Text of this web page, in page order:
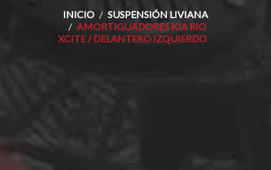
INICIO
SUSPENSIÓN LIVIANA
AMORTIGUADORES KIA RIO
XCITE / DELANTERO IZQUIERDO